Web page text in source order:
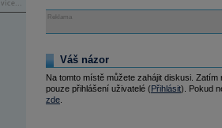
více...
Reklama
Váš názor
Na tomto místě můžete zahájit diskusi.
pouze přihlášení uživatelé (Přihlásit). Pokud
zde